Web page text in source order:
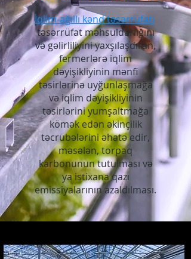
İqlim-ağıllı kənd təsərrüfatı
təsərrüfat məhsuldarlığını
və gəlirliliyini yaxşılaşdıran,
fermerlərə iqlim
dəyişikliyinin mənfi
təsirlərinə uyğunlaşmağa
və iqlim dəyişikliyinin
təsirlərini yumşaltmağa
kömək edən əkinçilik
təcrübələrini əhatə edir,
məsələn, torpaq
karbonunun tutulması və
ya istixana qazı
emissiyalarının azaldılması.